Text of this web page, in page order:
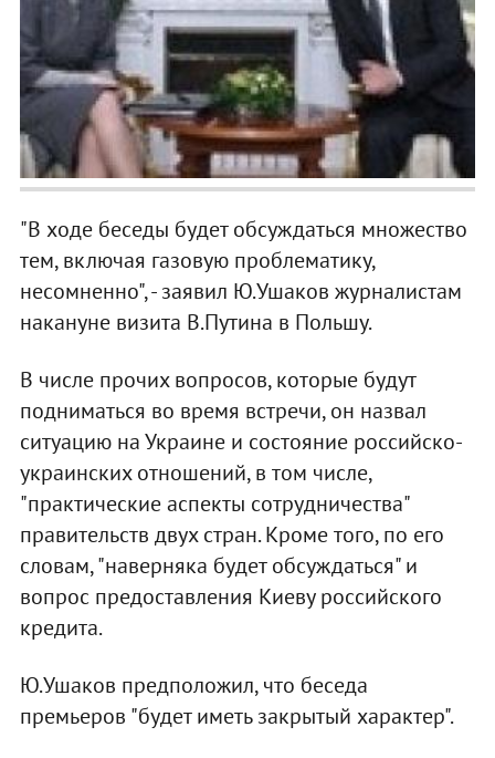
"В ходе беседы будет обсуждаться множество
тем, включая газовую проблематику,
несомненно", - заявил Ю.Ушаков журналистам
накануне визита В.Путина в Польшу.
В числе прочих вопросов, которые будут
подниматься во время встречи, он назвал
ситуацию на Украине и состояние российско-
украинских отношений, в том числе,
"практические аспекты сотрудничества"
правительств двух стран. Кроме того, по его
словам, "наверняка будет обсуждаться" и
вопрос предоставления Киеву российского
кредита.
Ю.Ушаков предположил, что беседа
премьеров "будет иметь закрытый характер".